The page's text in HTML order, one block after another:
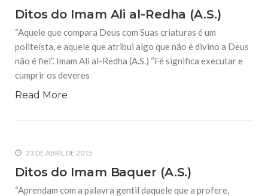
Ditos do Imam Ali al-Redha (A.S.)
“Aquele que compara Deus com Suas criaturas é um
politeísta, e aquele que atribui algo que não é divino a Deus
não é fiel”. Imam Ali al-Redha (A.S.) “Fé significa executar e
cumprir os deveres
Read More
23 DE ABRIL DE 2015
Ditos do Imam Baquer (A.S.)
“Aprendam com a palavra gentil daquele que a profere,